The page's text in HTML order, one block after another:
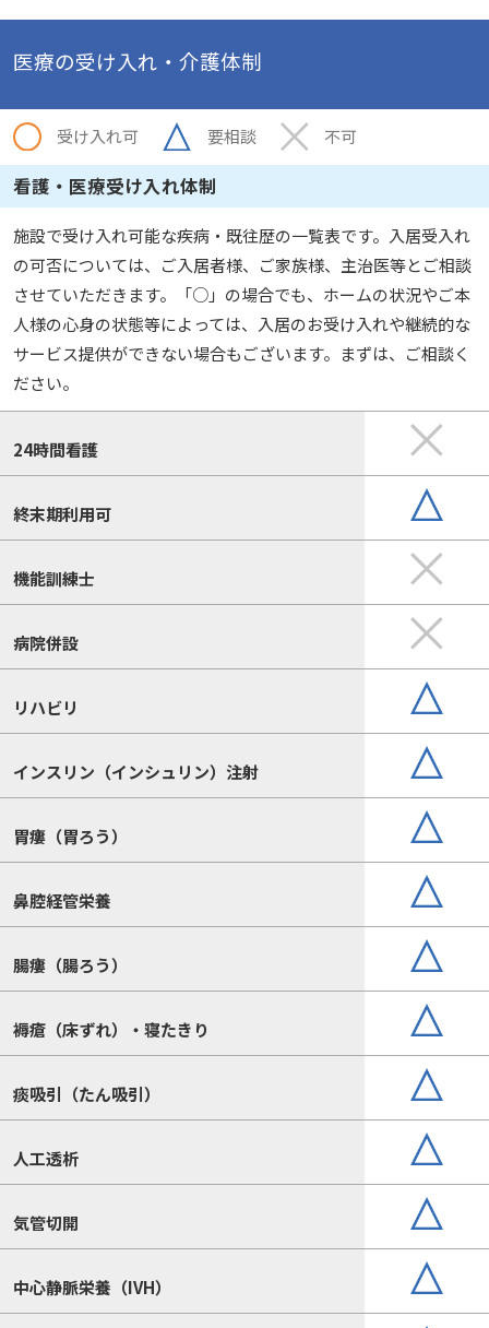
医療の受け入れ・介護体制
受け入れ可 要相談 不可
看護・医療受け入れ体制
施設で受け入れ可能な疾病・既往歴の一覧表です。入居受入れ
の可否については、ご入居者様、ご家族様、主治医等とご相談
させていただきます。「○」の場合でも、ホームの状況やご本
人様の心身の状態等によっては、入居のお受け入れや継続的な
サービス提供ができない場合もございます。まずは、ご相談く
ださい。
24時間看護
終末期利用可
機能訓練士
病院併設
リハビリ
インスリン（インシュリン）注射
胃瘻（胃ろう）
鼻腔経管栄養
腸瘻（腸ろう）
褥瘡（床ずれ）・寝たきり
痰吸引（たん吸引）
人工透析
気管切開
中心静脈栄養（IVH）